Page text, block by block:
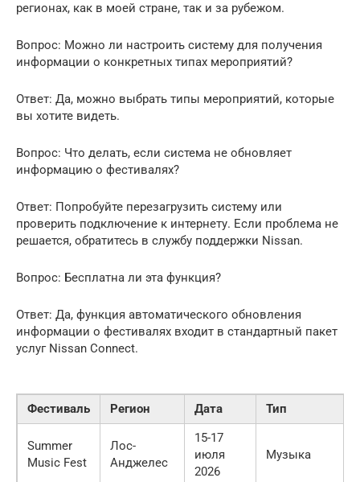
регионах, как в моей стране, так и за рубежом.
Вопрос: Можно ли настроить систему для получения
информации о конкретных типах мероприятий?
Ответ: Да, можно выбрать типы мероприятий, которые
вы хотите видеть.
Вопрос: Что делать, если система не обновляет
информацию о фестивалях?
Ответ: Попробуйте перезагрузить систему или
проверить подключение к интернету. Если проблема не
решается, обратитесь в службу поддержки Nissan.
Вопрос: Бесплатна ли эта функция?
Ответ: Да, функция автоматического обновления
информации о фестивалях входит в стандартный пакет
услуг Nissan Connect.
Фестиваль Регион Дата Тип
Summer
Music Fest
Лос-
Анджелес
15-17
июля
2026
Музыка